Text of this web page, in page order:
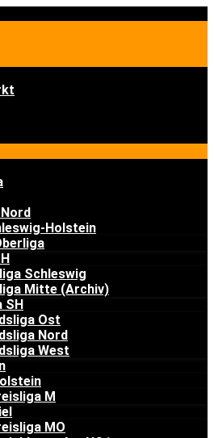
Holstein
Schleswig
Mitte (Archiv)
SH
Ost
Nord
West
M
MO